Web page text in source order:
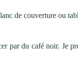
de couverture ou
par du café noir. Je